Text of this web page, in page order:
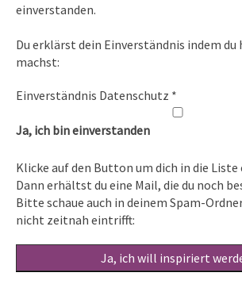
einverstanden.
Du erklärst dein Einverständnis indem du
machst:
Einverständnis Datenschutz *
Ja, ich bin einverstanden
Klicke auf den Button um dich in die
Dann erhältst du eine Mail, die du noch
Bitte schaue auch in deinem Spam-
nicht zeitnah eintrifft:
Heilpraxis
Heilpraxis Hirschburger
Rechtliches
Impressum
Datenschutz
© 2026 Spirit on earth | Powered by